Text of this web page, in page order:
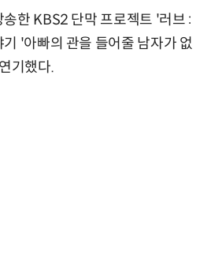
한 KBS2 단막 프로젝트 '러브 :
'아빠의 관을 들어줄 남자가 없
기했다.